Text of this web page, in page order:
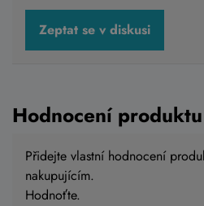
dámské elektrokolo Cube
PRO 800 Easy Entry
2026
81 999 Kč
S - 15"
L - 19"
Detail
Zeptat se v diskusi
Hodnocení produktu
Přidejte vlastní hodnocení
nakupujícím.
Hodnoťte.